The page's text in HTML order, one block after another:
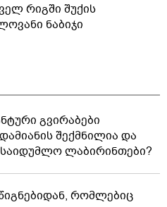
რიგში შუქის
ნაბიჯი
გვირაბები
შექმნილია და
საიდუმლო ლაბირინთები?
რომლებიც